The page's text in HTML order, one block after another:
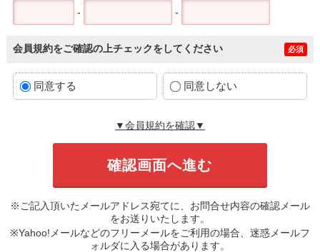
- -
会員規約をご確認の上チェックをしてください 必須
同意する 同意しない
▼会員規約を確認▼
※ご記入頂いたメールアドレス宛てに、お問合せ内容の確認メール
をお送りいたします。
※Yahoo!メールなどのフリーメールをご利用の場合、迷惑メールフ
ォルダに入る場合があります。